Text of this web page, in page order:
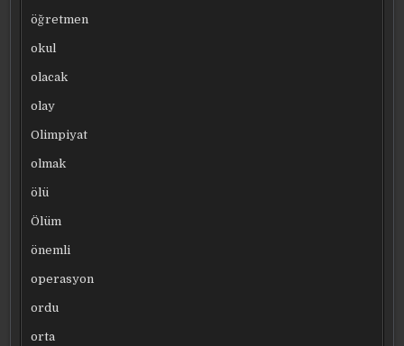
öğretmen
okul
olacak
olay
Olimpiyat
olmak
ölü
Ölüm
önemli
operasyon
ordu
orta